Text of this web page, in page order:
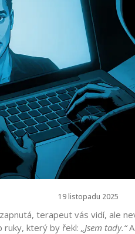
19 listopadu 2025
terapeut vás vidí, ale
ruky, který by řekl: „Jsem tady.“